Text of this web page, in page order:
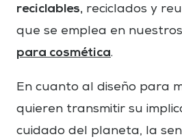
reciclables, reciclados y
que se emplea en nuestros
para cosmética.
En cuanto al diseño para
quieren transmitir su
cuidado del planeta, la